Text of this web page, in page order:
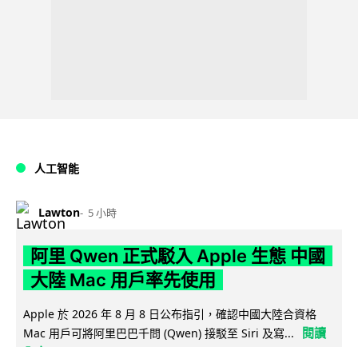
人工智能
Lawton 5 小時
阿里 Qwen 正式駁入 Apple 生態 中國
大陸 Mac 用戶率先使用
Apple 於 2026 年 8 月 8 日公布指引，確認中國大陸合資格
Mac 用戶可將阿里巴巴千問 (Qwen) 接駁至 Siri 及寫...
閱讀